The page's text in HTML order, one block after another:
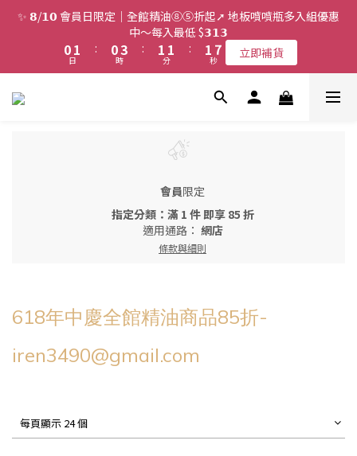
✨ 𝟴/𝟭𝟬 會員日限定｜全館精油⑧⑤折起➚ 地板噴噴瓶多入組優惠
中～每入最低 $𝟯𝟭𝟯
2
0
3
1
0
日
:
2
0
5
3
2
時
:
3
2
1
0
3
2
1
0
分
:
3
2
1
0
8
7
6
5
3
秒 立即補貨
會員限定
指定分類：滿 1 件 即享 85 折
適用通路： 網店
條款與細則
618年中慶全館精油商品85折-
iren3490@gmail.com
每頁顯示 24 個